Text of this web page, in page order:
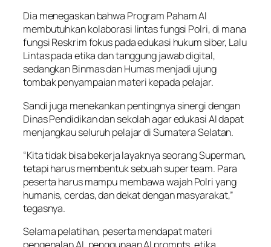
Dia menegaskan bahwa Program Paham AI
membutuhkan kolaborasi lintas fungsi Polri, di mana
fungsi Reskrim fokus pada edukasi hukum siber, Lalu
Lintas pada etika dan tanggung jawab digital,
sedangkan Binmas dan Humas menjadi ujung
tombak penyampaian materi kepada pelajar.
Sandi juga menekankan pentingnya sinergi dengan
Dinas Pendidikan dan sekolah agar edukasi AI dapat
menjangkau seluruh pelajar di Sumatera Selatan.
“Kita tidak bisa bekerja layaknya seorang Superman,
tetapi harus membentuk sebuah super team. Para
peserta harus mampu membawa wajah Polri yang
humanis, cerdas, dan dekat dengan masyarakat,”
tegasnya.
Selama pelatihan, peserta mendapat materi